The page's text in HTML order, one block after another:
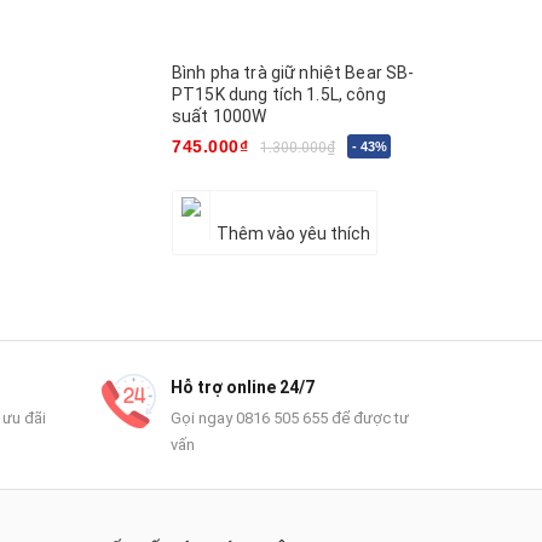
Bình pha trà giữ nhiệt Bear SB-
PT15K dung tích 1.5L, công
suất 1000W
745.000₫
1.300.000₫ - 43%
Thêm vào yêu thích
đãi
Hỗ trợ online 24/7
Gọi ngay 0816 505 655 để được tư
vấn